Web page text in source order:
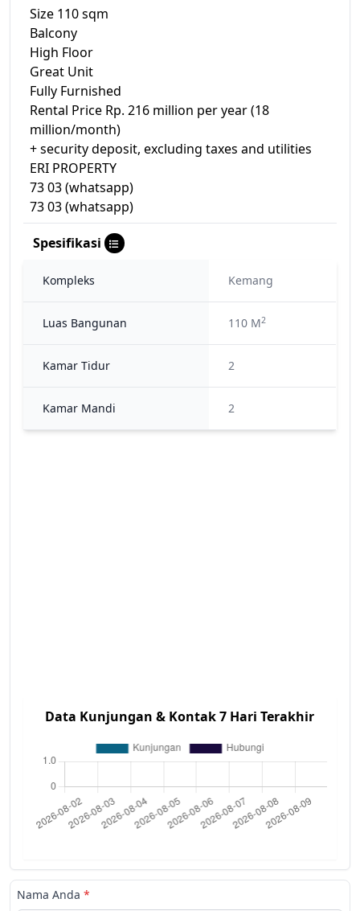
Size 110 sqm
Balcony
High Floor
Great Unit
Fully Furnished
Rental Price Rp. 216 million per year (18
million/month)
+ security deposit, excluding taxes and utilities
ERI PROPERTY
73 03 (whatsapp)
73 03 (whatsapp)
Spesifikasi
Kompleks Kemang
Luas Bangunan 110 M2
Kamar Tidur 2
Kamar Mandi 2
Data Kunjungan & Kontak 7 Hari Terakhir
Nama Anda *